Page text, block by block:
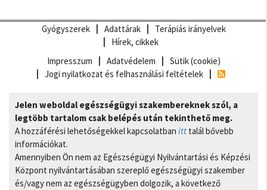
Gyógyszerek Adattárak
Terápiás irányelvek
Hírek, cikkek
Impresszum
Adatvédelem
Sütik (cookie)
Jogi nyilatkozat és felhasználási feltételek
Jelen weboldal egészségügyi szakembereknek szól, a
legtöbb tartalom csak belépés után tekinthető meg.
A hozzáférési lehetőségekkel kapcsolatban itt talál bővebb
információkat.
Amennyiben Ön nem az Egészségügyi Nyilvántartási és Képzési
Központ nyilvántartásában szereplő egészségügyi szakember
és/vagy nem az egészségügyben dolgozik, a következő